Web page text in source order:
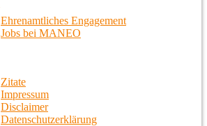
Ehrenamtliches Engagement
Jobs bei MANEO
Zitate
Impressum
Disclaimer
Datenschutzerklärung